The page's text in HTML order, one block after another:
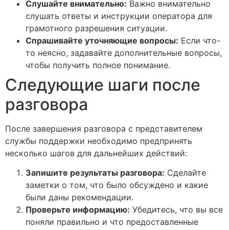
Слушайте внимательно: Важно внимательно
слушать ответы и инструкции оператора для
грамотного разрешения ситуации.
Спрашивайте уточняющие вопросы: Если что-
то неясно, задавайте дополнительные вопросы,
чтобы получить полное понимание.
Следующие шаги после
разговора
После завершения разговора с представителем
службы поддержки необходимо предпринять
несколько шагов для дальнейших действий:
Запишите результаты разговора: Сделайте
заметки о том, что было обсуждено и какие
были даны рекомендации.
Проверьте информацию: Убедитесь, что вы все
поняли правильно и что предоставленные